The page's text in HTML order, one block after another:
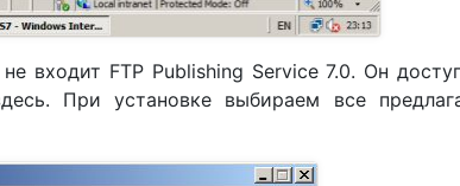
входит FTP Publishing Service 7.0. Он
При установке выбираем все